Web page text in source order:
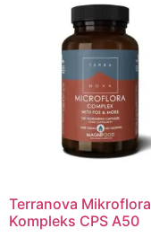
Terranova Mikroflora
Kompleks CPS A50